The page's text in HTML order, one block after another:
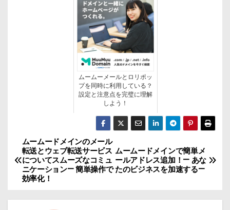
ムームーメールとロリポッ
プを同時に利用している？
設定と注意点を完璧に理解
しよう！
投
稿
ムームードメインで簡単メ
ールアドレス追加！— あな
たのビジネスを加速する—
ムームードメインのメール
転送とウェブ転送サービス
についてスムーズなコミュ
ニケーション— 簡単操作で
効率化！